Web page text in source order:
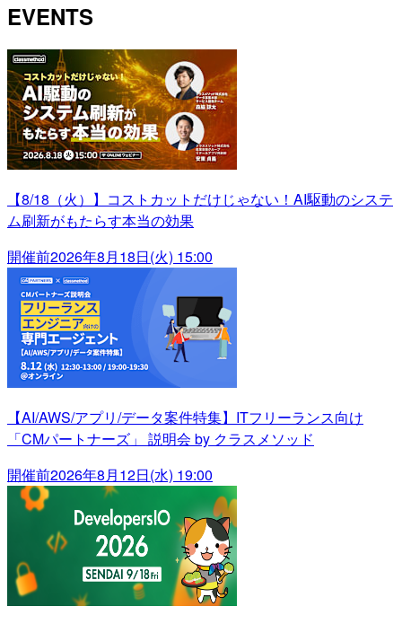
EVENTS
【8/18（火）】コストカットだけじゃない！AI駆動のシステ
ム刷新がもたらす本当の効果
開催前2026年8月18日(火) 15:00
【AI/AWS/アプリ/データ案件特集】ITフリーランス向け
「CMパートナーズ」 説明会 by クラスメソッド
開催前2026年8月12日(水) 19:00